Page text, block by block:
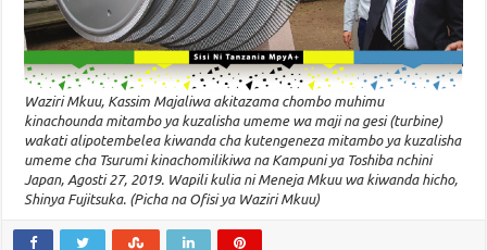
Waziri Mkuu, Kassim Majaliwa akitazama chombo muhimu
kinachounda mitambo ya kuzalisha umeme wa maji na gesi (turbine)
wakati alipotembelea kiwanda cha kutengeneza mitambo ya kuzalisha
umeme cha Tsurumi kinachomilikiwa na Kampuni ya Toshiba nchini
Japan, Agosti 27, 2019. Wapili kulia ni Meneja Mkuu wa kiwanda hicho,
Shinya Fujitsuka. (Picha na Ofisi ya Waziri Mkuu)